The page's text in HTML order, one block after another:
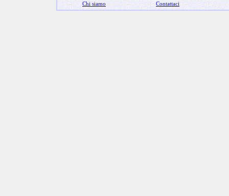
Chi siamo Contattaci